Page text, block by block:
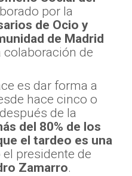
por la
de Ocio y
de Madrid
colaboración de
es dar forma a
hace cinco o
de la
del 80% de los
el tardeo es una
el presidente de
Zamarro.